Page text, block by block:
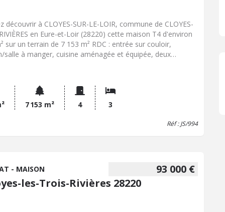
découvrir à CLOYES-SUR-LE-LOIR, commune de CLOYES-
en Eure-et-Loir (28220) cette maison T4 d'environ
sur un terrain de 7 153 m² RDC : entrée sur couloir,
salle à manger, cuisine aménagée et équipée, deux
chaufferie, buanderie, débarras, cave. PAC A/E, isolation
sol et extérieure, possibilités d'aménagement au grenier.
dépendances dont atelier et poulailler. ! POTENTIEL
7 153 m² 4 3
Réf : JS/994
93 000 €
- MAISON
les-Trois-Rivières 28220